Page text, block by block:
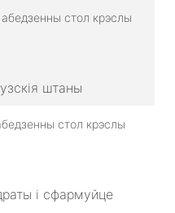
штаны
і сфармуйце